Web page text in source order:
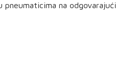
pneumaticima na odgovarajući